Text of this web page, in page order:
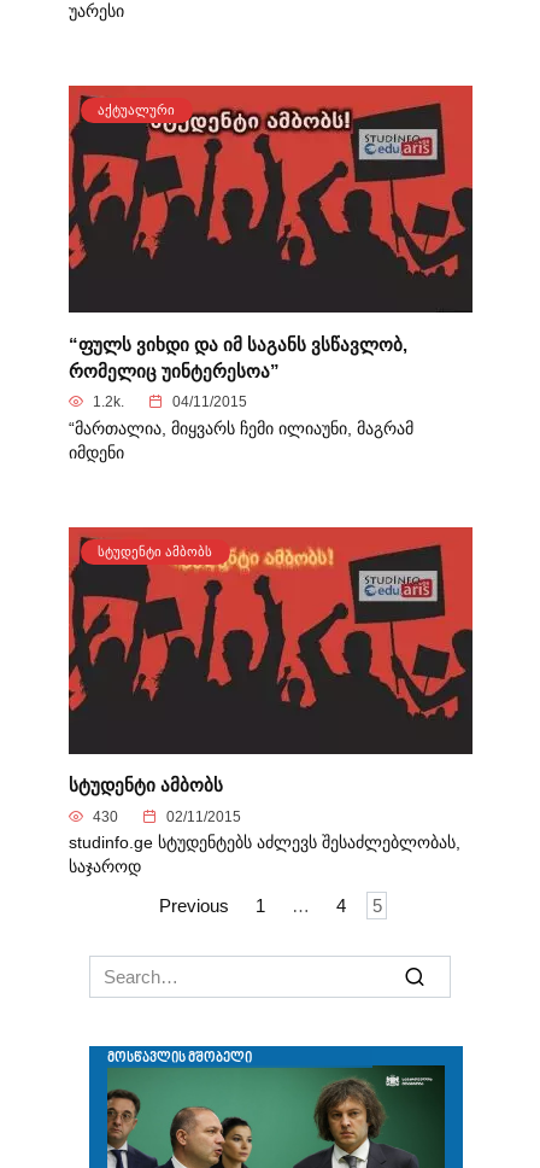
უარესი
ᲐᲥᲢᲣᲐᲚᲣᲠᲘ
“ფულს ვიხდი და იმ საგანს ვსწავლობ,
რომელიც უინტერესოა”
1.2k. 04/11/2015
“მართალია, მიყვარს ჩემი ილიაუნი, მაგრამ
იმდენი
ᲡᲢᲣᲓᲔᲜᲢᲘ ᲐᲛᲑᲝᲑᲡ
სტუდენტი ამბობს
430 02/11/2015
studinfo.ge სტუდენტებს აძლევს შესაძლებლობას,
საჯაროდ
Previous 1 … 4 5
Search
for: